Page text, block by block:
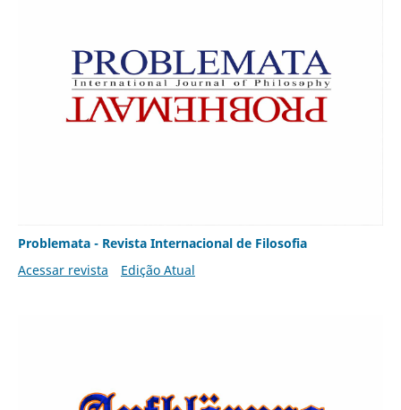
Problemata - Revista Internacional de Filosofia
Acessar revista
Edição Atual